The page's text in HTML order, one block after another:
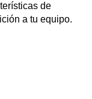
de
a tu equipo.